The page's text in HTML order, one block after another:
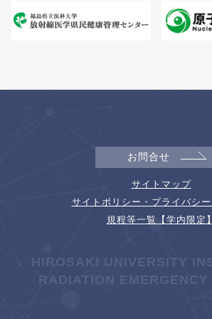
お問合せ
サイトマップ
サイトポリシー・プライバシ
規程等一覧【学内限定】
HIROSAKI UNIVERSITY
RADIATION